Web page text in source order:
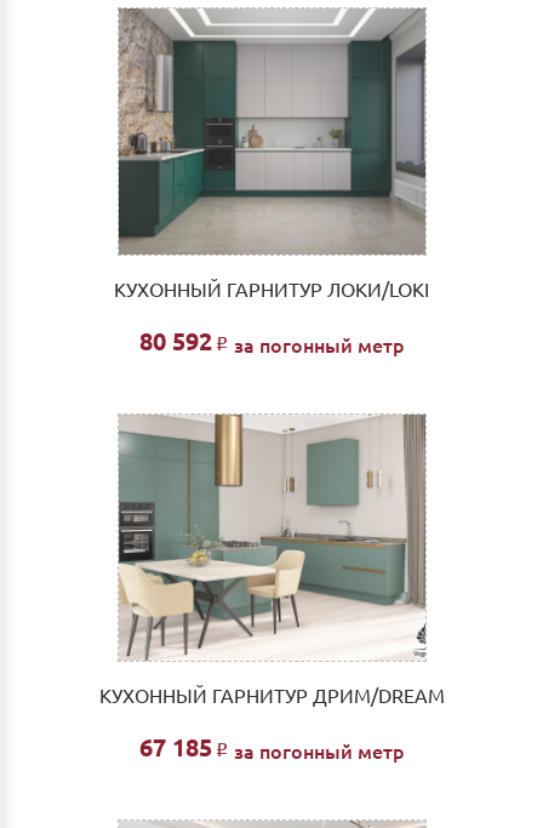
КУХОННЫЙ ГАРНИТУР ЛОКИ/LOKI
80 592 Р за погонный метр
КУХОННЫЙ ГАРНИТУР ДРИМ/DREAM
67 185 Р за погонный метр